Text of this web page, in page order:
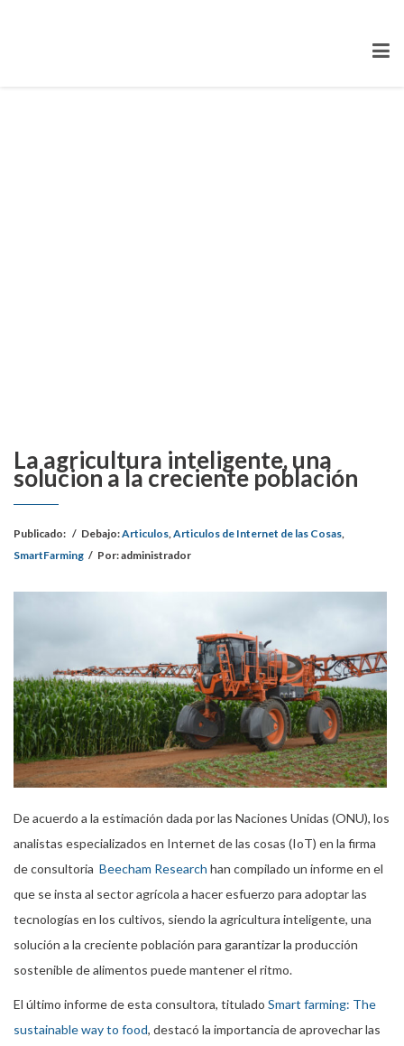
La agricultura inteligente, una
solucion a la creciente población
Publicado: / Debajo:Articulos,Articulos de Internet de las Cosas,
SmartFarming / Por:administrador
De acuerdo a la estimación dada por las Naciones Unidas (ONU), los
analistas especializados en Internet de las cosas (IoT) en la firma
de consultoria Beecham Research han compilado un informe en el
que se insta al sector agrícola a hacer esfuerzo para adoptar las
tecnologías en los cultivos, siendo la agricultura inteligente, una
solución a la creciente población para garantizar la producción
sostenible de alimentos puede mantener el ritmo.
El último informe de esta consultora, titulado Smart farming: The
sustainable way to food, destacó la importancia de aprovechar las